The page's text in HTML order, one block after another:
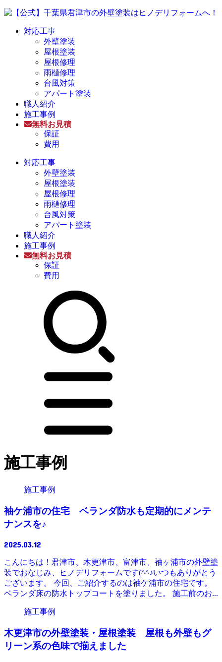
対応工事
外壁塗装
屋根塗装
屋根修理
雨樋修理
台風対策
アパート塗装
職人紹介
施工事例
無料お見積
保証
費用
対応工事
外壁塗装
屋根塗装
屋根修理
雨樋修理
台風対策
アパート塗装
職人紹介
施工事例
無料お見積
保証
費用
施工事例
施工事例
袖ケ浦市の住宅 ベランダ防水も定期的にメンテ
ナンスを♪
2025.03.12
こんにちは！君津市、木更津市、富津市、袖ヶ浦市の外壁塗
装でおなじみ、ヒノデリフォームです(^^♪いつもありがとう
ございます。 今回、ご紹介するのは袖ケ浦市の住宅です。
ベランダ床の防水トップコートを塗りました。 施工前のお...
施工事例
木更津市の外壁塗装・屋根塗装 屋根も外壁もグ
リーン系の色味で揃えました